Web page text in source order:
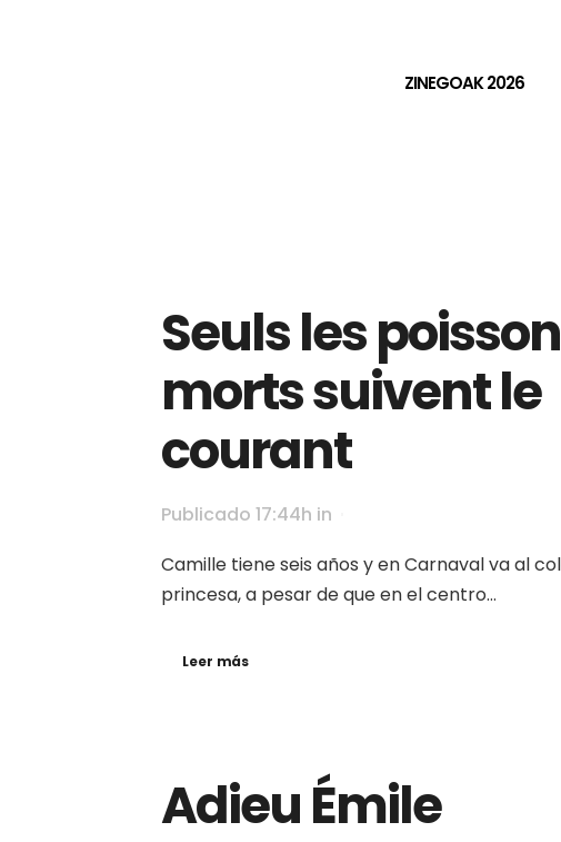
ZINEGOAK 2026
Seuls les
morts suivent le
courant
Publicado 17:44h in
Camille tiene seis años y en Carnaval va al
princesa, a pesar de que en el centro...
Leer más
Adieu Émile